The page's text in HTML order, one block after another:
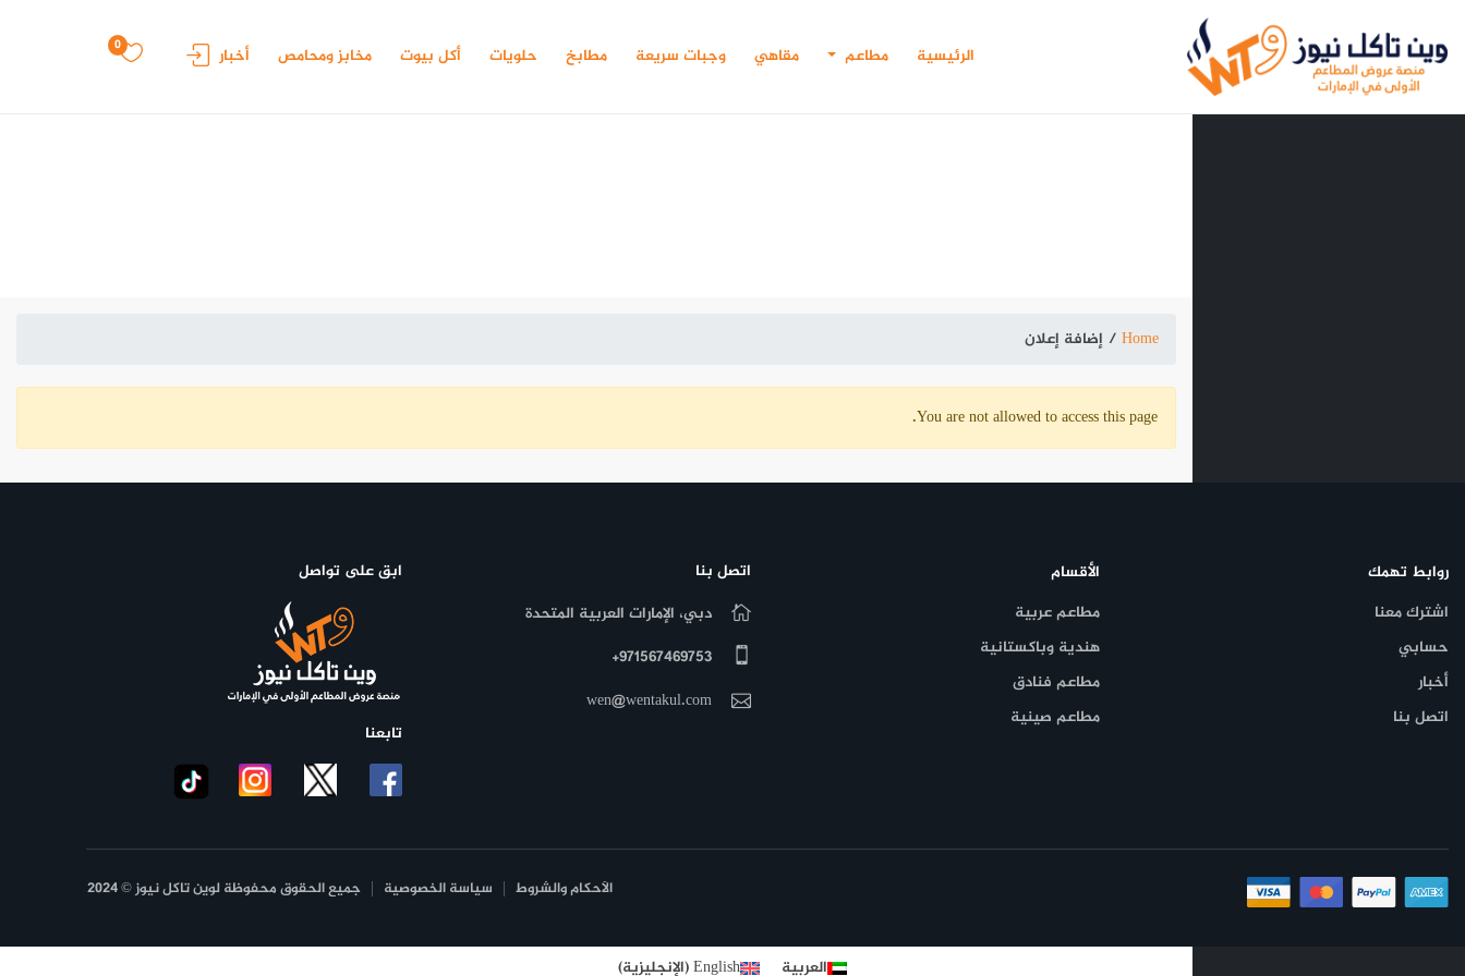
الرئيسية مطاعم مقاهي وجبات سريعة مطابخ حلويات أكل بيوت مخابز ومحامص أخبار 0
Home إضافة إعلان
You are not allowed to access this page.
روابط تهمك
اشترك معنا
حسابي
أخبار
اتصل بنا
الأقسام
مطاعم عربية
هندية وباكستانية
مطاعم فنادق
مطاعم صينية
اتصل بنا
دبي، الإمارات العربية المتحدة
971567469753+
wen@wentakul.com
ابق على تواصل
تابعنا
الأحكام والشروط سياسة الخصوصية جميع الحقوق محفوظة لوين تاكل نيوز © 2024
العربية English
(الإنجليزية)